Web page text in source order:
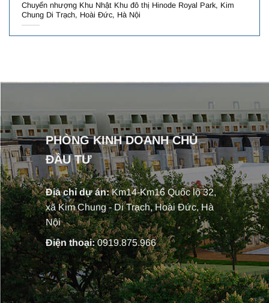
Chuyển nhượng Khu Nhật Khu đô thị Hinode Royal Park, Kim
Chung Di Trạch, Hoài Đức, Hà Nội
PHÒNG KINH DOANH CHỦ
ĐẦU TƯ
Địa chỉ dự án:Km14-Km16 Quốc lộ 32,
xã Kim Chung - Di Trạch, Hoài Đức, Hà
Nội
Điện thoại:0919.875.966